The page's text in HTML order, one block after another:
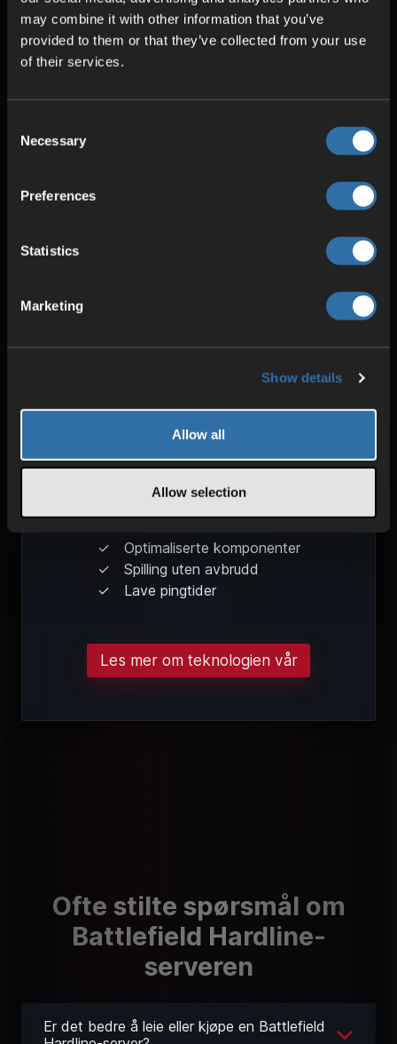
provided to them or that they’ve collected from your use
of their services.
Consent
Allow all
KRAFTIG YTELSE
Spilling uten avbrudd
Lave pingtider
Les mer om teknologien vår
Ofte stilte spørsmål om
Battlefield Hardline-
serveren
Hardline-server?